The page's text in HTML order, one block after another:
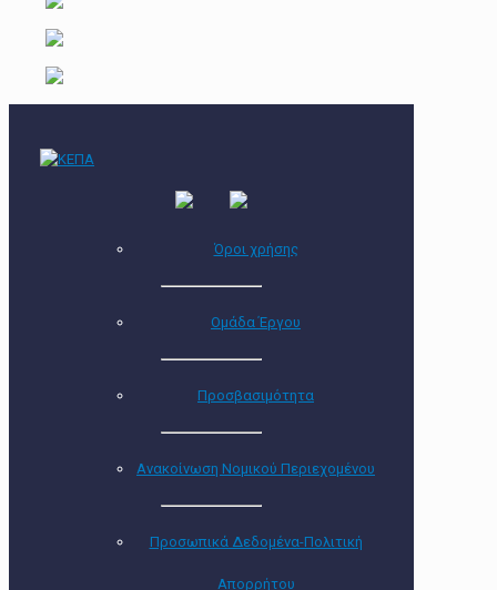
Όροι χρήσης
Ομάδα Έργου
Προσβασιμότητα
Ανακοίνωση Νομικού Περιεχομένου
Προσωπικά Δεδομένα-Πολιτική
Απορρήτου